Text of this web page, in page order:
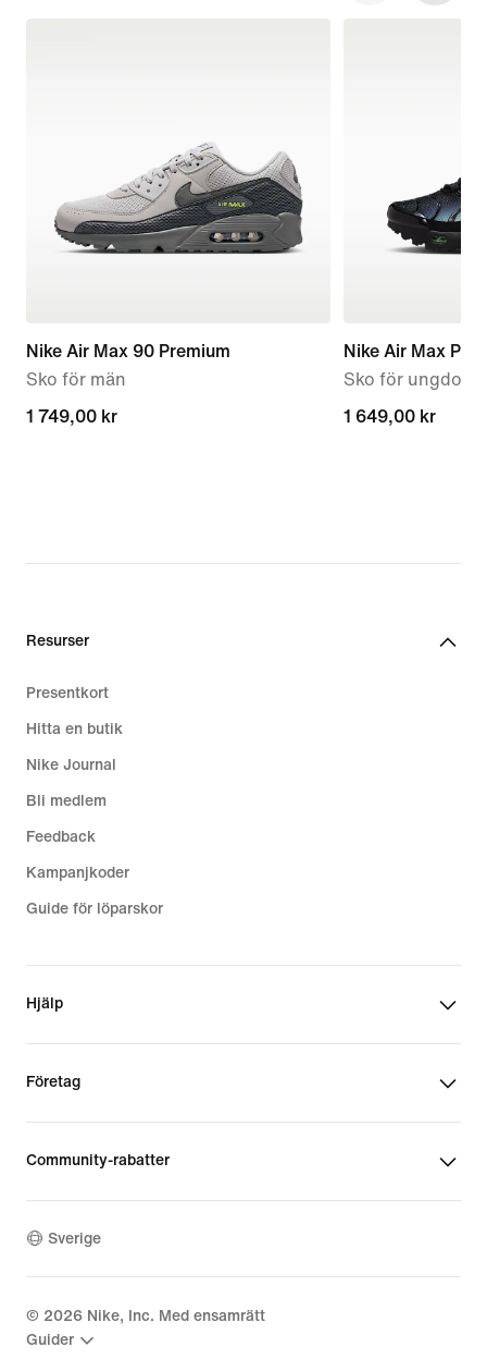
Nike Air Max 90 Premium
Sko för män
1 749,00 kr
1 749,00 kr
Nike Air Max Plus
Sko för ungdom
1 649,00 kr
1 649,00 kr
Resurser
Presentkort
Hitta en butik
Nike Journal
Bli medlem
Feedback
Kampanjkoder
Guide för löparskor
Hjälp
Företag
Community-rabatter
Sverige
© 2026 Nike, Inc. Med ensamrätt
Guider